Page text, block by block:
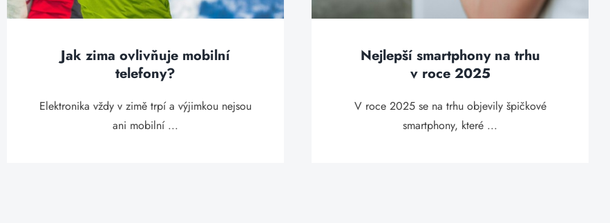
Jak zima ovlivňuje mobilní
telefony?
Elektronika vždy v zimě trpí a výjimkou nejsou
ani mobilní ...
Nejlepší smartphony na trhu
v roce 2025
V roce 2025 se na trhu objevily špičkové
smartphony, které ...